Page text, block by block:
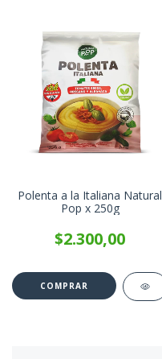
Polenta a la Italiana Natural
Pop x 250g
$2.300,00